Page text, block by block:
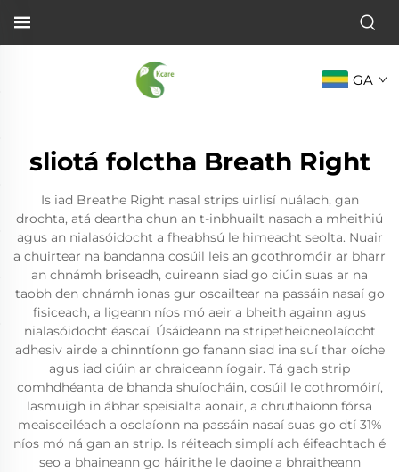
GA
sliotá folctha Breath Right
Is iad Breathe Right nasal strips uirlisí nuálach, gan
drochta, atá deartha chun an t-inbhuailt nasach a mheithiú
agus an nialasóidocht a fheabhsú le himeacht seolta. Nuair
a chuirtear na bandanna cosúil leis an gcothromóir ar bharr
an chnámh briseadh, cuireann siad go ciúin suas ar na
taobh den chnámh ionas gur oscailtear na passáin nasaí go
fisiceach, a ligeann níos mó aeir a bheith againn agus
nialasóidocht éascaí. Úsáideann na stripetheicneolaíocht
adhesiv airde a chinntíonn go fanann siad ina suí thar oíche
agus iad ciúin ar chraiceann íogair. Tá gach strip
comhdhéanta de bhanda shuíocháin, cosúil le cothromóirí,
lasmuigh in ábhar speisialta aonair, a chruthaíonn fórsa
meaisceiléach a osclaíonn na passáin nasaí suas go dtí 31%
níos mó ná gan an strip. Is réiteach simplí ach éifeachtach é
seo a bhaineann go háirithe le daoine a bhraitheann